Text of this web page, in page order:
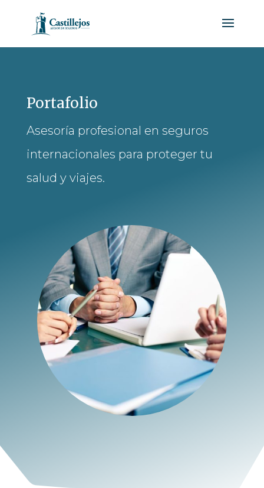
Portafolio
Asesoría profesional en seguros
internacionales para proteger tu
salud y viajes.